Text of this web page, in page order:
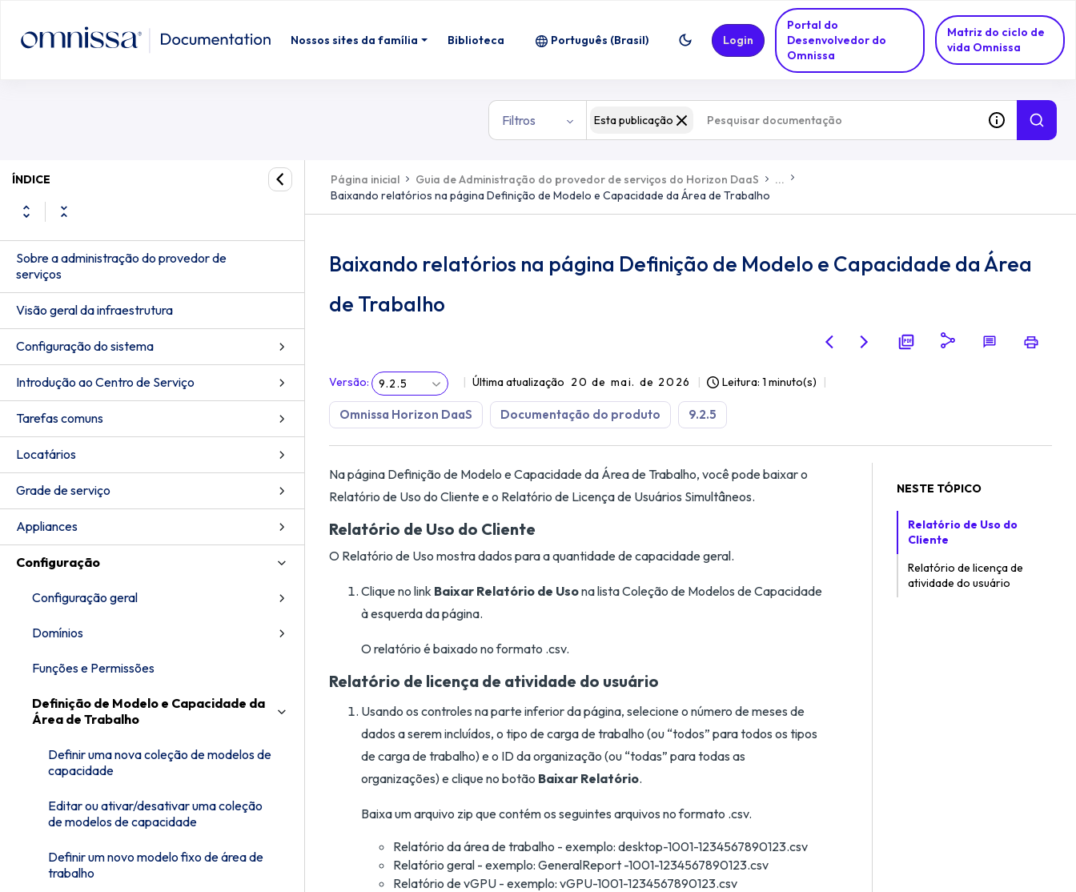
Nossos sites da família Biblioteca
Portal do
Desenvolvedor do
Omnissa
Matriz do ciclo de
vida Omnissa
Português (Brasil) Login
Filtros Esta publicação
ÍNDICE
Sobre a administração do provedor de
serviços
Visão geral da infraestrutura
Configuração do sistema
Introdução ao Centro de Serviço
Tarefas comuns
Locatários
Grade de serviço
Appliances
Configuração
Configuração geral
Domínios
Funções e Permissões
Definição de Modelo e Capacidade da
Área de Trabalho
Definir uma nova coleção de modelos de
capacidade
Editar ou ativar/desativar uma coleção
de modelos de capacidade
Definir um novo modelo fixo de área de
trabalho
Página inicial Guia de Administração do provedor de serviços do Horizon DaaS
...
Baixando relatórios na página Definição de Modelo e Capacidade da Área de Trabalho
Baixando relatórios na página Definição de Modelo e Capacidade da Área
de Trabalho
Versão: 9.2.5 Última atualização 20 de mai. de 2026 Leitura: 1 minuto(s)
Omnissa Horizon DaaS Documentação do produto 9.2.5
Na página Definição de Modelo e Capacidade da Área de Trabalho, você pode baixar o
Relatório de Uso do Cliente e o Relatório de Licença de Usuários Simultâneos.
Relatório de Uso do Cliente
O Relatório de Uso mostra dados para a quantidade de capacidade geral.
Clique no link Baixar Relatório de Usona lista Coleção de Modelos de Capacidade
à esquerda da página.
O relatório é baixado no formato .csv.
Relatório de licença de atividade do usuário
Usando os controles na parte inferior da página, selecione o número de meses de
dados a serem incluídos, o tipo de carga de trabalho (ou “todos” para todos os tipos
de carga de trabalho) e o ID da organização (ou “todas” para todas as
organizações) e clique no botão Baixar Relatório.
Baixa um arquivo zip que contém os seguintes arquivos no formato .csv.
Relatório da área de trabalho - exemplo: desktop-1001-1234567890123.csv
Relatório geral - exemplo: GeneralReport -1001-1234567890123.csv
Relatório de vGPU - exemplo: vGPU-1001-1234567890123.csv
NESTE TÓPICO
Relatório de Uso do
Cliente
Relatório de licença de
atividade do usuário